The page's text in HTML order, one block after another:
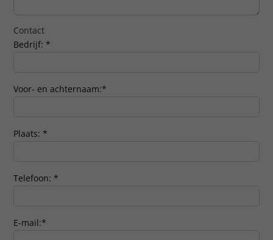
Contact
Bedrijf: *
Voor- en achternaam:*
Plaats: *
Telefoon: *
E-mail:*